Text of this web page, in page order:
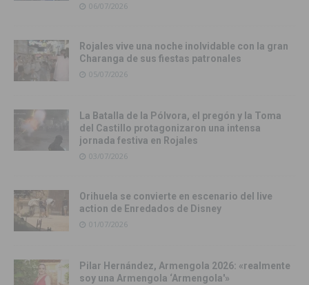
06/07/2026
Rojales vive una noche inolvidable con la gran
Charanga de sus fiestas patronales
05/07/2026
La Batalla de la Pólvora, el pregón y la Toma
del Castillo protagonizaron una intensa
jornada festiva en Rojales
03/07/2026
Orihuela se convierte en escenario del live
action de Enredados de Disney
01/07/2026
Pilar Hernández, Armengola 2026: «realmente
soy una Armengola ‘Armengola'»